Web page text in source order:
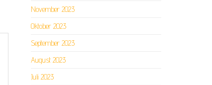
November 2023
Oktober 2023
September 2023
August 2023
Juli 2023